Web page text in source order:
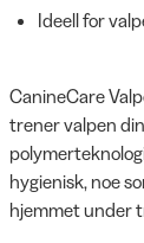
Ideell for
CanineCare
trener valpen
hygienisk, noe
hjemmet under